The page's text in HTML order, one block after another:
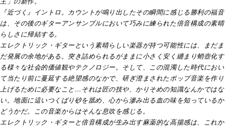
『近づく』イントロ。カウントが鳴り出したその瞬間に感じる勝利の福音
は、その後のギターアンサンブルにおいて巧みに練られた倍音構成の素晴
らしさに帰結する。
エレクトリック・ギターという素晴らしい楽器が持つ可能性には、まだま
だ発展の余地がある。突き詰められるがままに小さく安く纏まり蛸壺化す
る様々な社会的価値観やテクノロジー。そして、この混濁した時代におい
て当たり前に蔓延する絶望感のなかで、研ぎ澄まされたポップ音楽を作り
上げるために必要なこと…それは匠の技や、かりそめの知識なんかではな
い。地面に這いつくばり砂を舐め、心から滲み出る血の味を知っているか
どうかだ。この音楽からはそんな息吹を感じる。
エレクトリック・ギターと倍音構成が生み出す麻薬的な高揚感は、これか